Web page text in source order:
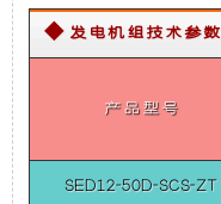
机
体
式
单
相
50HZ）
12KW
斯
柯
特
◆ 发电机组技术参数
产品型号
SED12-50D-SCS-ZT